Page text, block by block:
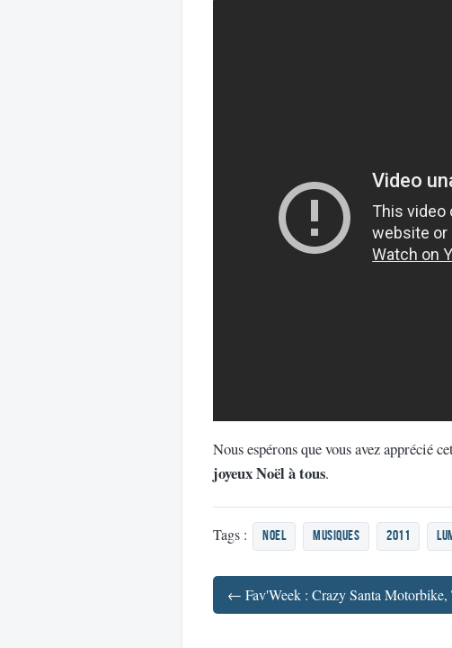
Nous espérons que vous avez apprécié
joyeux Noël à tous.
Tags : Noel musiques 2011